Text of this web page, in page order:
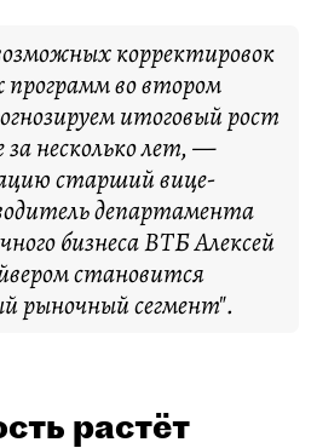
корректировок
программ во втором
итоговый рост
несколько лет, —
старший вице-
департамента
бизнеса ВТБ Алексей
становится
рыночный сегмент".
растёт